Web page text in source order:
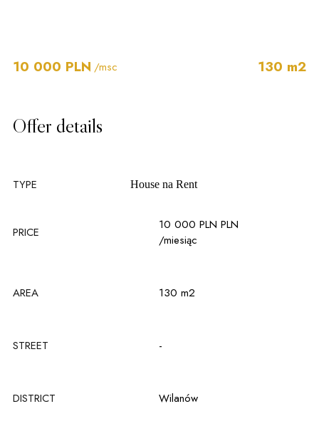
10 000 PLN /msc 130 m2
Offer details
TYPE House na Rent
PRICE
10 000 PLN PLN
/miesiąc
AREA 130 m2
STREET -
DISTRICT Wilanów